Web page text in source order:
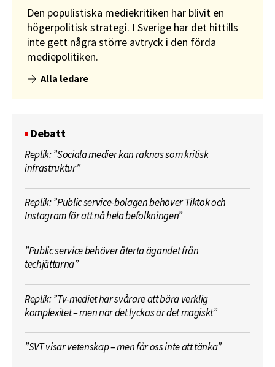
Den populistiska mediekritiken har blivit en
högerpolitisk strategi. I Sverige har det hittills
inte gett några större avtryck i den förda
mediepolitiken.
Alla ledare
Debatt
Replik: ”Sociala medier kan räknas som kritisk
infrastruktur”
Replik: ”Public service-bolagen behöver Tiktok och
Instagram för att nå hela befolkningen”
”Public service behöver återta ägandet från
techjättarna”
Replik: ”Tv-mediet har svårare att bära verklig
komplexitet – men när det lyckas är det magiskt”
”SVT visar vetenskap – men får oss inte att tänka”